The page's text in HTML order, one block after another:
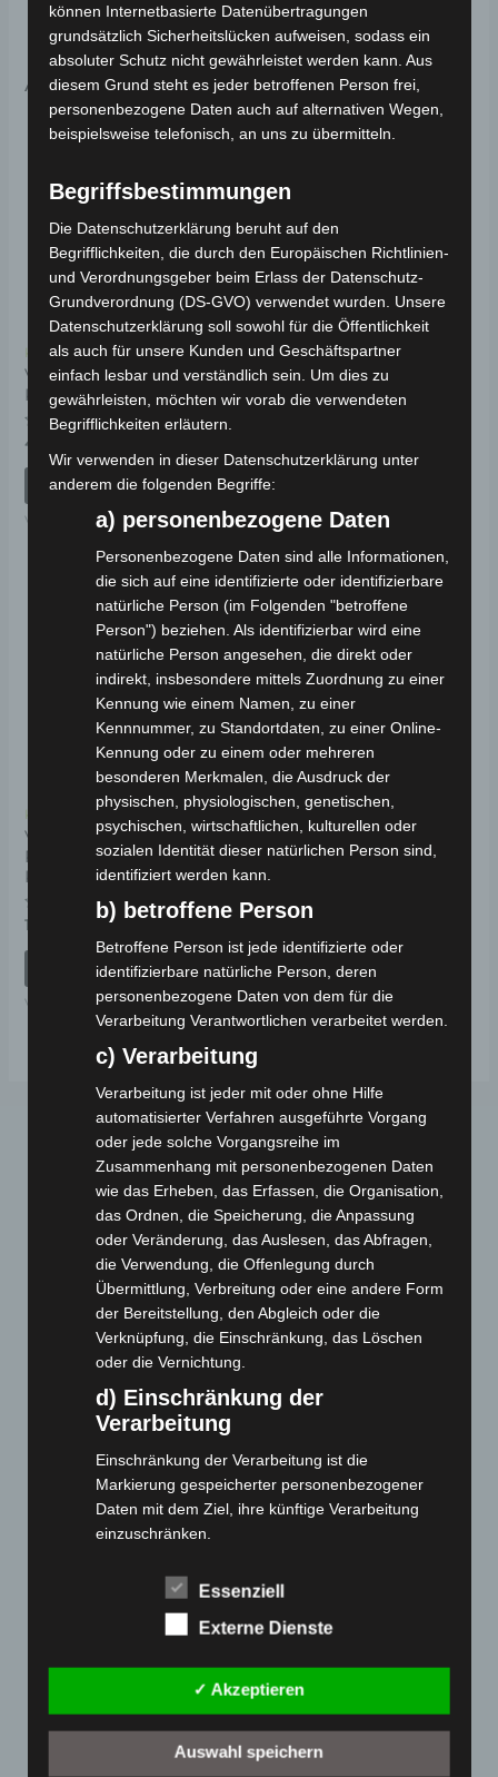
Ähnliche Produkte
Kostenloser Versand
VS2 TRITTFLÄCHE
KUNSTSTOFF
Bewertet
0
49,00
IN DEN WARENKORB
VS2
Kostenloser Versand
VS2 MITTLERER
STÄNDER
0
von
5 IN DEN WARENKORB
VS2
Kostenloser Versand
VS2
RAHMENNUMMERABDECKUNG
KUNSTSTOFF
Bewertet
0
19,00
IN DEN WARENKORB
VS2
Webseite
Cashback-Aktion
Händler werden
Home
Gemeinsam spenden
Jobs
Kontakt
Reklamation einreichen
Produktpalette
Elektro-Fahrräder
Elektro-Kabinenroller
Elektro-Klappräder
können Internetbasierte Datenübertragungen
grundsätzlich Sicherheitslücken aufweisen, sodass ein
absoluter Schutz nicht gewährleistet werden kann. Aus
diesem Grund steht es jeder betroffenen Person frei,
personenbezogene Daten auch auf alternativen Wegen,
beispielsweise telefonisch, an uns zu übermitteln.
Begriffsbestimmungen
Die Datenschutzerklärung beruht auf den
Begrifflichkeiten, die durch den Europäischen Richtlinien-
und Verordnungsgeber beim Erlass der Datenschutz-
Grundverordnung (DS-GVO) verwendet wurden. Unsere
Datenschutzerklärung soll sowohl für die Öffentlichkeit
als auch für unsere Kunden und Geschäftspartner
einfach lesbar und verständlich sein. Um dies zu
gewährleisten, möchten wir vorab die verwendeten
Begrifflichkeiten erläutern.
Wir verwenden in dieser Datenschutzerklärung unter
anderem die folgenden Begriffe:
a) personenbezogene Daten
Personenbezogene Daten sind alle Informationen,
die sich auf eine identifizierte oder identifizierbare
natürliche Person (im Folgenden "betroffene
Person") beziehen. Als identifizierbar wird eine
natürliche Person angesehen, die direkt oder
indirekt, insbesondere mittels Zuordnung zu einer
Kennung wie einem Namen, zu einer
Kennnummer, zu Standortdaten, zu einer Online-
Kennung oder zu einem oder mehreren
besonderen Merkmalen, die Ausdruck der
physischen, physiologischen, genetischen,
psychischen, wirtschaftlichen, kulturellen oder
sozialen Identität dieser natürlichen Person sind,
identifiziert werden kann.
b) betroffene Person
Betroffene Person ist jede identifizierte oder
identifizierbare natürliche Person, deren
personenbezogene Daten von dem für die
Verarbeitung Verantwortlichen verarbeitet werden.
c) Verarbeitung
Verarbeitung ist jeder mit oder ohne Hilfe
automatisierter Verfahren ausgeführte Vorgang
oder jede solche Vorgangsreihe im
Zusammenhang mit personenbezogenen Daten
wie das Erheben, das Erfassen, die Organisation,
das Ordnen, die Speicherung, die Anpassung
oder Veränderung, das Auslesen, das Abfragen,
die Verwendung, die Offenlegung durch
Übermittlung, Verbreitung oder eine andere Form
der Bereitstellung, den Abgleich oder die
Verknüpfung, die Einschränkung, das Löschen
oder die Vernichtung.
d) Einschränkung der
Verarbeitung
Einschränkung der Verarbeitung ist die
Markierung gespeicherter personenbezogener
Daten mit dem Ziel, ihre künftige Verarbeitung
einzuschränken.
Verarbeitung personenbezogener Daten, die darin
verwendet werden, um bestimmte persönliche
Aspekte, die sich auf eine natürliche Person
beziehen, zu bewerten, insbesondere, um
Aspekte bezüglich Arbeitsleistung, wirtschaftlicher
Essenziell
Externe Dienste
✓ Akzeptieren
Auswahl speichern